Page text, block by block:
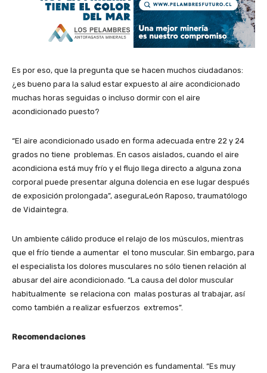
Es por eso, que la pregunta que se hacen muchos ciudadanos:
¿es bueno para la salud estar expuesto al aire acondicionado
muchas horas seguidas o incluso dormir con el aire
acondicionado puesto?
“El aire acondicionado usado en forma adecuada entre 22 y 24
grados no tiene problemas. En casos aislados, cuando el aire
acondiciona está muy frío y el flujo llega directo a alguna zona
corporal puede presentar alguna dolencia en ese lugar después
de exposición prolongada”, aseguraLeón Raposo, traumatólogo
de Vidaintegra.
Un ambiente cálido produce el relajo de los músculos, mientras
que el frío tiende a aumentar el tono muscular. Sin embargo, para
el especialista los dolores musculares no sólo tienen relación al
abusar del aire acondicionado. “La causa del dolor muscular
habitualmente se relaciona con malas posturas al trabajar, así
como también a realizar esfuerzos extremos”.
Recomendaciones
Para el traumatólogo la prevención es fundamental. “Es muy